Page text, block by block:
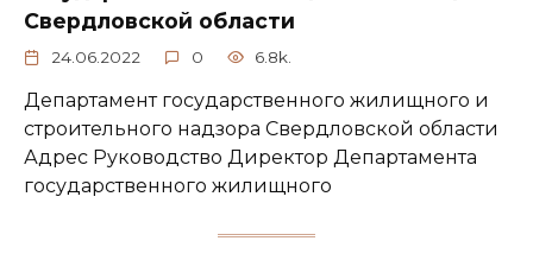
Свердловской области
24.06.2022 0 6.8k.
Департамент государственного жилищного и
строительного надзора Свердловской области
Адрес Руководство Директор Департамента
государственного жилищного